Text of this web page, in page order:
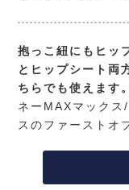
抱っこ紐にもヒッ
とヒップシート両
ちらでも使えます。
ネーMAXマックス
スのファーストオ